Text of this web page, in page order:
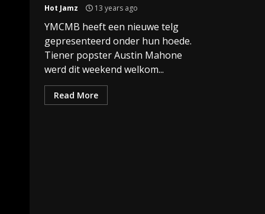
Hot Jamz 13 years ago
YMCMB heeft een nieuwe telg
gepresenteerd onder hun hoede.
Tiener popster Austin Mahone
werd dit weekend welkom...
Read More